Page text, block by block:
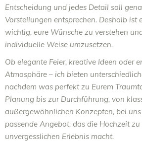
Entscheidung und jedes Detail soll
Vorstellungen entsprechen. Deshalb ist
wichtig, eure Wünsche zu verstehen
individuelle Weise umzusetzen.
Ob elegante Feier, kreative Ideen oder
Atmosphäre – ich bieten
nachdem was perfekt zu Eurem
Planung bis zur Durchführung, von
außergewöhnlichen Konzepten, bei
passende Angebot, das die Hochzeit zu
unvergesslichen Erlebnis macht.